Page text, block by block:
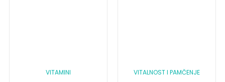
VITAMINI VITALNOST I PAMČENJE